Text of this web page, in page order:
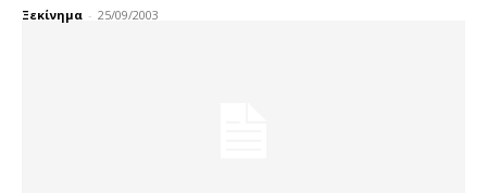
Ξεκίνημα - 25/09/2003